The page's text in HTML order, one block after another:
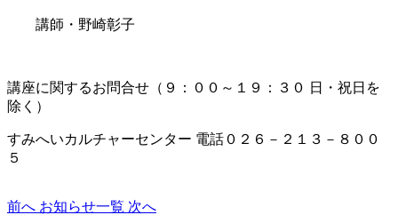
講師・野崎彰子
講座に関するお問合せ（９：００～１９：３０ 日・祝日を
除く）
すみへいカルチャーセンター 電話０２６－２１３－８００
５
前へ お知らせ一覧 次へ